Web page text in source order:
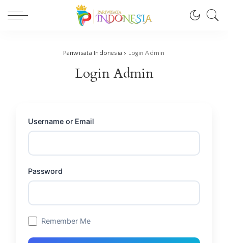
Pariwisata Indonesia > Login Admin
Login Admin
Username or Email
Password
Remember Me